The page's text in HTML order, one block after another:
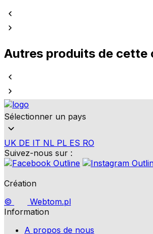
Autres produits de cette
Sélectionner un pays
UK DE IT NL PL ES RO
Suivez-nous sur :
Création
©
Webtom.pl
Information
A propos de nous